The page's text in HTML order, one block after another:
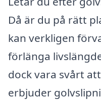
Då är du på rätt
kan verkligen
förlänga
dock vara svårt
erbjuder